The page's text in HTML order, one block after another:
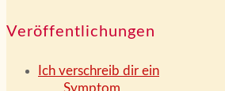
Veröffentlichungen
Ich verschreib dir ein
Symptom